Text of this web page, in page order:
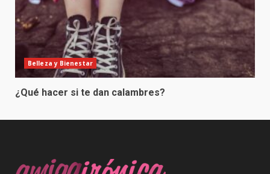
Belleza y Bienestar
¿Qué hacer si te dan calambres?